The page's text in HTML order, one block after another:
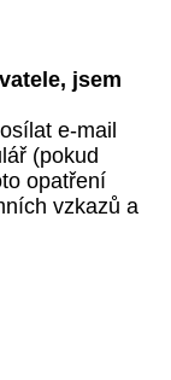
jsem
e-mail
(pokud
opatření
vzkazů a